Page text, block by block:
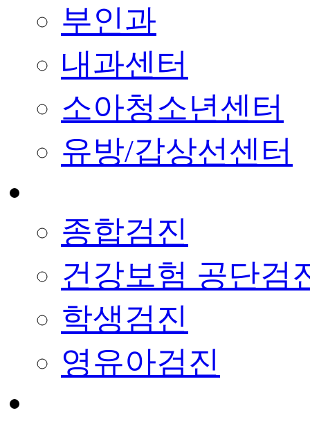
부인과
내과센터
소아청소년센터
유방/갑상선센터
종합검진
건강보험 공단검
학생검진
영유아검진